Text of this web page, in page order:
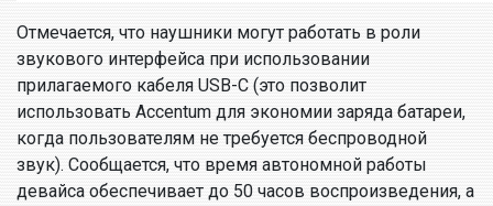
Отмечается, что наушники могут работать в роли
звукового интерфейса при использовании
прилагаемого кабеля USB-C (это позволит
использовать Accentum для экономии заряда батареи,
когда пользователям не требуется беспроводной
звук). Сообщается, что время автономной работы
девайса обеспечивает до 50 часов воспроизведения, а